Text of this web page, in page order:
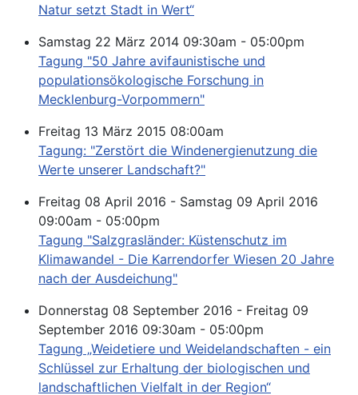
Natur setzt Stadt in Wert“
Samstag 22 März 2014 09:30am - 05:00pm
Tagung "50 Jahre avifaunistische und
populationsökologische Forschung in
Mecklenburg-Vorpommern"
Freitag 13 März 2015 08:00am
Tagung: "Zerstört die Windenergienutzung die
Werte unserer Landschaft?"
Freitag 08 April 2016 - Samstag 09 April 2016
09:00am - 05:00pm
Tagung "Salzgrasländer: Küstenschutz im
Klimawandel - Die Karrendorfer Wiesen 20 Jahre
nach der Ausdeichung"
Donnerstag 08 September 2016 - Freitag 09
September 2016 09:30am - 05:00pm
Tagung „Weidetiere und Weidelandschaften - ein
Schlüssel zur Erhaltung der biologischen und
landschaftlichen Vielfalt in der Region“